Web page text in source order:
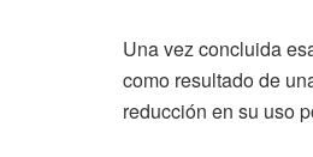
Una vez concluida
como resultado de
reducción en su uso